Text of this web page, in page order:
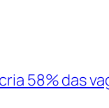
58% das